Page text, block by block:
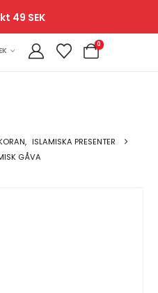
49 SEK
0
, ISLAMISKA PRESENTER
GÅVA